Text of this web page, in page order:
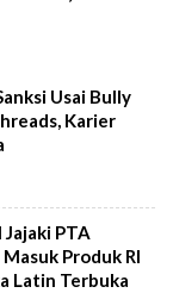
Usai Bully
Karier
PTA
Produk RI
Latin Terbuka